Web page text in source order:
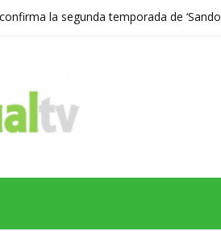
la segunda temporada de